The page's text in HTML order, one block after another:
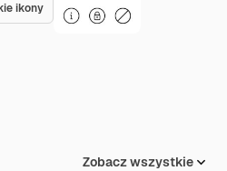
ikony
Zobacz wszystkie